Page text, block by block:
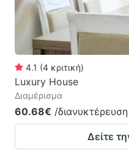
4.1 (4 κριτική)
Luxury House
Διαμέρισμα
60.68€ /διανυκτέρευση
Δείτε